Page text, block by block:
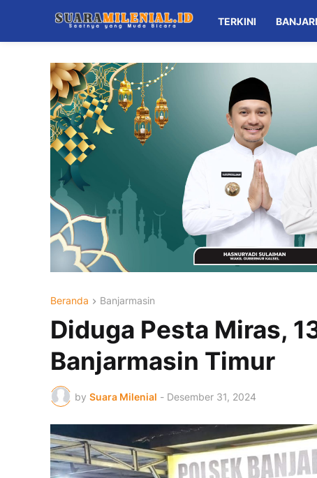
TERKINI
Beranda Banjarmasin
Diduga Pesta Miras,
Banjarmasin Timur
by Suara Milenial - Desember 31, 2024